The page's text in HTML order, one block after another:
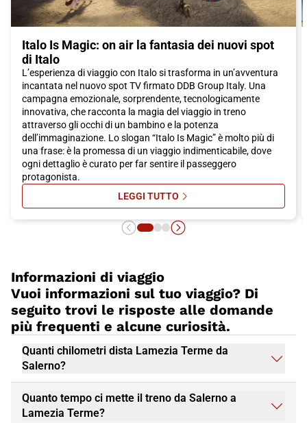
conveniente.
cultura, natura e una deliziosa cucina, non cercare oltre
Lamezia Terme. Prenota subito il tuo biglietto Italo e preparati a
vivere un'avventura indimenticabile in questa affascinante città
calabrese
Italo Is Magic: on air la fantasia dei nuovi spot
di Italo
L’esperienza di viaggio con Italo si trasforma in un’avventura
incantata nel nuovo spot TV firmato DDB Group Italy. Una
campagna emozionale, sorprendente, tecnologicamente
innovativa, che racconta la magia del viaggio in treno
attraverso gli occhi di un bambino e la potenza
dell’immaginazione. Lo slogan “Italo Is Magic” è molto più di
una frase: è la promessa di un viaggio indimenticabile, dove
ogni dettaglio è curato per far sentire il passeggero
protagonista.
LEGGI TUTTOSU ITALO IS MAGIC: ON AIR LA
Informazioni di viaggio
Vuoi informazioni sul tuo viaggio? Di
seguito trovi le risposte alle domande
più frequenti e alcune curiosità.
Quanti chilometri dista Lamezia Terme da
Salerno?
Quanto tempo ci mette il treno da Salerno a
Lamezia Terme?